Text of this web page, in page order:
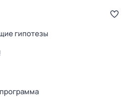
гипотезы